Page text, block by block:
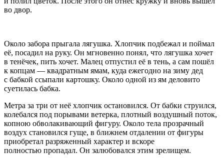
во двор.
Около забора прыгала лягушка. Хлопчик подбежал и поймал
её, посадил на руку. Он мгновенно понял, что лягушка хочет
в тенёчек, пить хочет. Малец отпустил её в тень, а сам пошёл
к копцам — квадратным ямам, куда ежегодно на зиму дед
с бабкой ссыпали картошку. Около одной из ям деловито
суетилась бабка.
Метра за три от неё хлопчик остановился. От бабки струился,
колебался под порывами ветерка, плотный воздушный поток,
копною обволакивающий фигуру. Около тела прозрачный
воздух становился гуще, в ближнем отдалении от фигуры
приобретал разряженный характер и вскоре
полностью пропадал. Он залюбовался этим зрелищем.